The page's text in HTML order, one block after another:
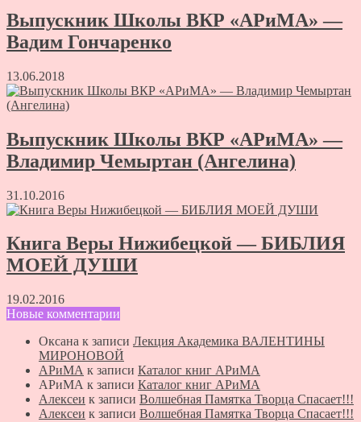
Выпускник Школы ВКР «АРиМА» —
Вадим Гончаренко
13.06.2018
Выпускник Школы ВКР «АРиМА» —
Владимир Чемыртан (Ангелина)
31.10.2016
Книга Веры Нижибецкой — БИБЛИЯ
МОЕЙ ДУШИ
19.02.2016
Новые комментарии
Оксана к записи Лекция Академика ВАЛЕНТИНЫ
МИРОНОВОЙ
АРиМА к записи Каталог книг АРиМА
АРиМА к записи Каталог книг АРиМА
Алексеи к записи Волшебная Памятка Творца Спасает!!!
Алексеи к записи Волшебная Памятка Творца Спасает!!!